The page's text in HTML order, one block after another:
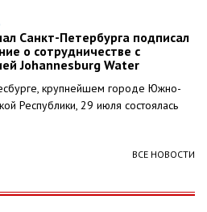
Санкт-Петербурга подписал
о сотрудничестве с
Johannesburg Water
крупнейшем городе Южно-
Республики, 29 июля состоялась
ВСЕ НОВОСТИ